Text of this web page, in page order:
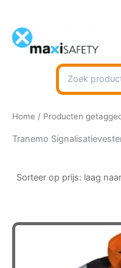
inhoud
Zoeken
naar:
Home / Producten
Tranemo